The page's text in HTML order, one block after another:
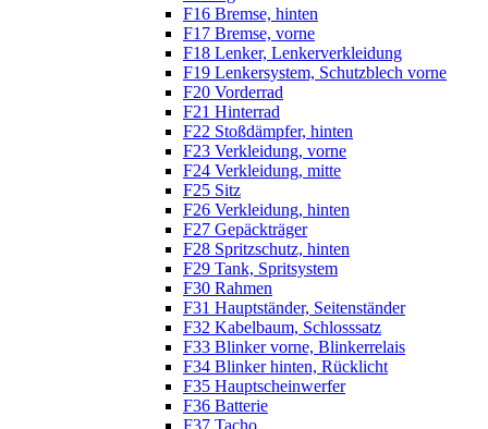
F16 Bremse, hinten
F17 Bremse, vorne
F18 Lenker, Lenkerverkleidung
F19 Lenkersystem, Schutzblech vorne
F20 Vorderrad
F21 Hinterrad
F22 Stoßdämpfer, hinten
F23 Verkleidung, vorne
F24 Verkleidung, mitte
F25 Sitz
F26 Verkleidung, hinten
F27 Gepäckträger
F28 Spritzschutz, hinten
F29 Tank, Spritsystem
F30 Rahmen
F31 Hauptständer, Seitenständer
F32 Kabelbaum, Schlosssatz
F33 Blinker vorne, Blinkerrelais
F34 Blinker hinten, Rücklicht
F35 Hauptscheinwerfer
F36 Batterie
F37 Tacho